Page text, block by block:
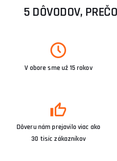
5 DÔVODOV,
V obore sme už 15 rokov
Dôveru nám prejavilo viac ako
30 tisíc zákazníkov